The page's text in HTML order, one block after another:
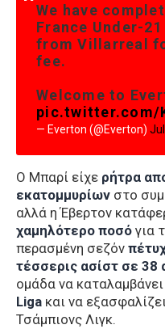
We have
France Under-
from Villarreal
fee.
Welcome to
pic.twitter.com/
— Everton (@Everton)
Ο Μπαρί είχε ρήτρα
εκατομμυρίων στο
αλλά η Έβερτον
χαμηλότερο ποσό για
περασμένη σεζόν
τέσσερις ασίστ σε 38
ομάδα να
Liga και να
Τσάμπιονς Λιγκ.